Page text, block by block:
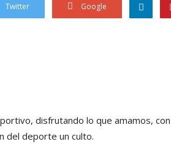
Twitter Google
disfrutando lo que amamos,
del deporte un culto.